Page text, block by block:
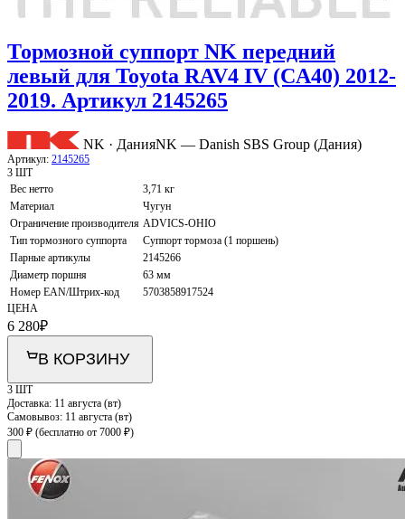
Тормозной суппорт NK передний
левый для Toyota RAV4 IV (CA40) 2012-
2019. Артикул 2145265
NK · ДанияNK — Danish SBS Group (Дания)
Артикул: 2145265
3 ШТ
Вес нетто
3,71 кг
Материал
Чугун
Ограничение производителя ADVICS-OHIO
Тип тормозного суппорта
Суппорт тормоза (1 поршень)
Парные артикулы
2145266
Диаметр поршня
63 мм
Номер EAN/Штрих-код
5703858917524
ЦЕНА
6 280₽
В КОРЗИНУ
3 ШТ
Доставка: 11 августа (вт)
Самовывоз: 11 августа (вт)
300 ₽ (бесплатно от 7000 ₽)